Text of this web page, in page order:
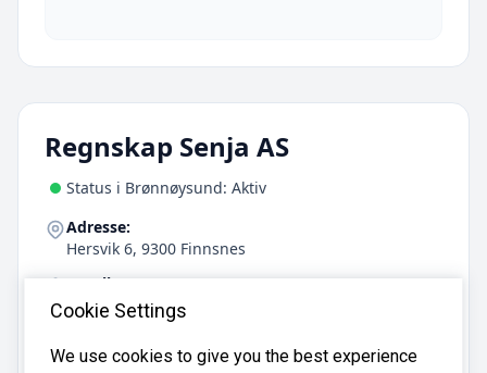
Regnskap Senja AS
Status i Brønnøysund: Aktiv
Adresse:
Hersvik 6, 9300 Finnsnes
Antall ansatte:
8
Cookie Settings
We use cookies to give you the best experience